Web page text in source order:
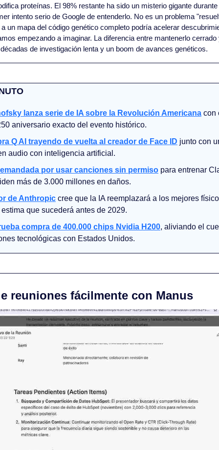
proteínas. El 98% restante ha sido un misterio gigante
intento serio de Google de entenderlo. No es un problema
un mapa del código genético completo podría acelerar
empezando a imaginar. La diferencia entre mantenerlo
de investigación lenta y un boom de avances genéticos.
lanza serie de IA sobre la Revolución Americana con
aniversario exacto del evento histórico.
Q AI trayendo de vuelta al creador de Face ID junto con
audio con inteligencia artificial.
por usar canciones sin permiso para entrenar
más de 3.000 millones en daños.
de Anthropic cree que la IA reemplazará a los mejores
que sucederá antes de 2029.
compra de 400.000 chips Nvidia H200, aliviando el
tecnológicas con Estados Unidos.
reuniones fácilmente con Manus